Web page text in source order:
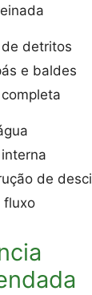
detritos
e baldes
de
fluxo